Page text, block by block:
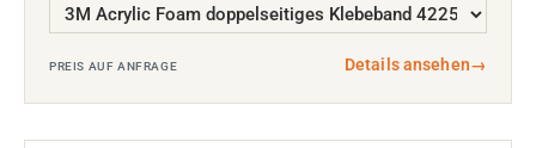
PREIS AUF ANFRAGE Details ansehen→